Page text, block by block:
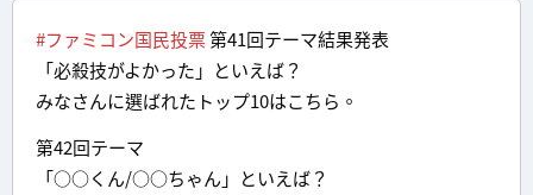
#ファミコン国民投票第41回テーマ結果発表
「必殺技がよかった」といえば？
みなさんに選ばれたトップ10はこちら。
第42回テーマ
「○○くん/○○ちゃん」といえば？